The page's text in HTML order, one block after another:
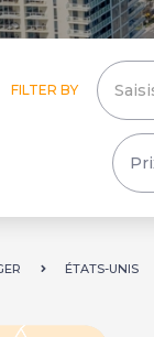
FILTER BY
ÉTATS-UNIS